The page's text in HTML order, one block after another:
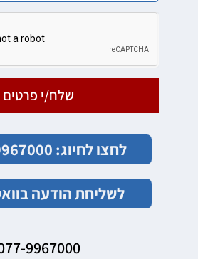
שלח/י פרטים
לחצו לחיוג: 077-9967000
לשליחת הודעה
9967000